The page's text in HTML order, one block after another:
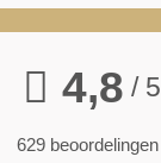
4,8 / 5
629 beoordelingen